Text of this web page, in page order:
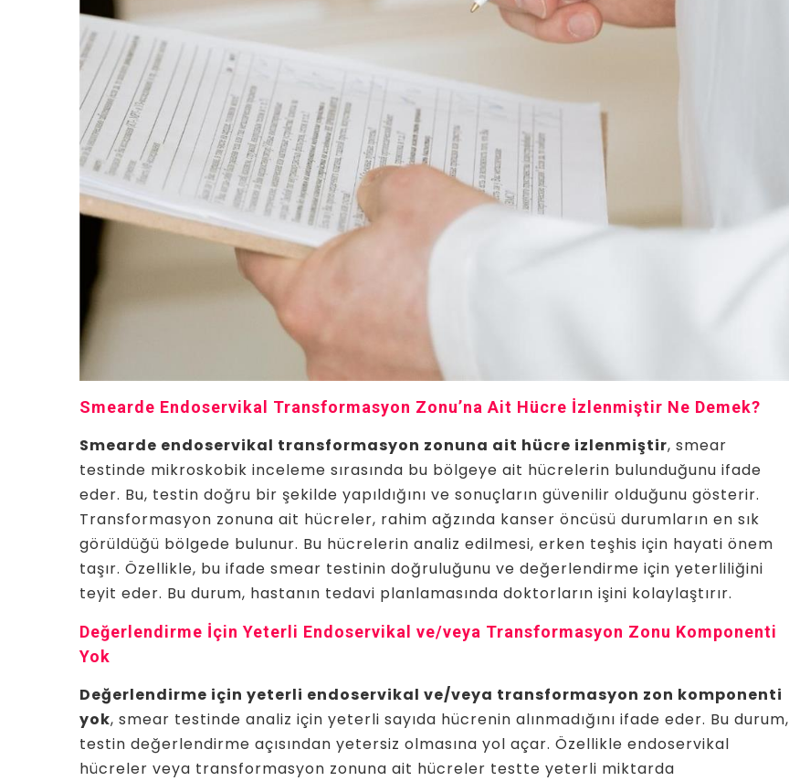
Smearde Endoservikal Transformasyon Zonu’na Ait Hücre İzlenmiştir Ne Demek?
Smearde endoservikal transformasyon zonuna ait hücre izlenmiştir, smear
testinde mikroskobik inceleme sırasında bu bölgeye ait hücrelerin bulunduğunu ifade
eder. Bu, testin doğru bir şekilde yapıldığını ve sonuçların güvenilir olduğunu gösterir.
Transformasyon zonuna ait hücreler, rahim ağzında kanser öncüsü durumların en sık
görüldüğü bölgede bulunur. Bu hücrelerin analiz edilmesi, erken teşhis için hayati önem
taşır. Özellikle, bu ifade smear testinin doğruluğunu ve değerlendirme için yeterliliğini
teyit eder. Bu durum, hastanın tedavi planlamasında doktorların işini kolaylaştırır.
Değerlendirme İçin Yeterli Endoservikal ve/veya Transformasyon Zonu Komponenti
Yok
Değerlendirme için yeterli endoservikal ve/veya transformasyon zon komponenti
yok, smear testinde analiz için yeterli sayıda hücrenin alınmadığını ifade eder. Bu durum,
testin değerlendirme açısından yetersiz olmasına yol açar. Özellikle endoservikal
hücreler veya transformasyon zonuna ait hücreler testte yeterli miktarda